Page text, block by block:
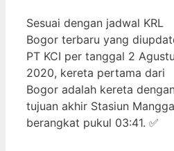
Sesuai dengan jadwal KRL
Bogor terbaru yang
PT KCI per tanggal 2
2020, kereta pertama dari
Bogor adalah kereta
tujuan akhir Stasiun
berangkat pukul 03:41. ✅